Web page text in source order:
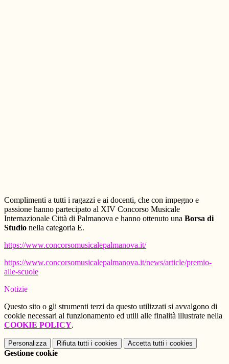
Complimenti a tutti i ragazzi e ai docenti, che con impegno e
passione hanno partecipato al XIV Concorso Musicale
Internazionale Città di Palmanova e hanno ottenuto una Borsa di
Studio nella categoria E.
https://www.concorsomusicalepalmanova.it/
https://www.concorsomusicalepalmanova.it/news/article/premio-
alle-scuole
Notizie
Questo sito o gli strumenti terzi da questo utilizzati si avvalgono di
cookie necessari al funzionamento ed utili alle finalità illustrate nella
COOKIE POLICY.
Personalizza Rifiuta tutti i cookies Accetta tutti i cookies
Gestione cookie